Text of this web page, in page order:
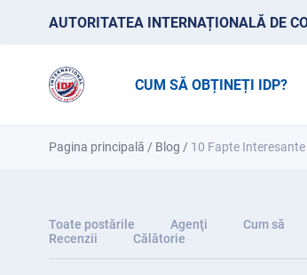
AUTORITATEA INTERNAȚIONALĂ DE
CUM SĂ OBȚINEȚI IDP?
Pagina principală / Blog / 10 Fapte
Toate postările Agenţi Cum să
Recenzii
Călătorie